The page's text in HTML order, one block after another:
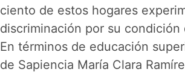
ciento de estos hogares
discriminación por su condición
En términos de educación
de Sapiencia María Clara